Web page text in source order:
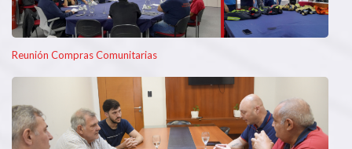
Reunión Compras Comunitarias